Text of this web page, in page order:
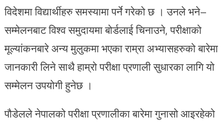
विदेशमा विद्यार्थीहरु समस्यामा पर्ने गरेको छ । उनले भने–
सम्मेलनबाट विश्व समुदायमा बोर्डलाई चिनाउने, परीक्षाको
मूल्यांकनबारे अन्य मुलुकमा भएका राम्रा अभ्यासहरुको बारेमा
जानकारी लिने साथै हाम्रो परीक्षा प्रणाली सुधारका लागि यो
सम्मेलन उपयोगी हुनेछ ।
पौडेलले नेपालको परीक्षा प्रणालीका बारेमा गुनासो आइरहेको